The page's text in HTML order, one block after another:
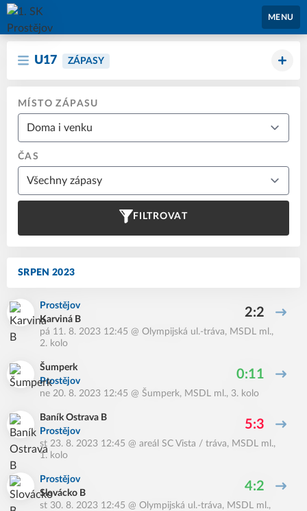
1. SK Prostějov
MENU
U17 ZÁPASY
MÍSTO ZÁPASU
ČAS
FILTROVAT
SRPEN 2023
Prostějov
Karviná B
2:2
pá 11. 8. 2023 12:45 @ Olympijská ul.-tráva, MSDL ml.,
2. kolo
Šumperk
Prostějov
0:11
ne 20. 8. 2023 12:45 @ Šumperk, MSDL ml., 3. kolo
Baník Ostrava B
Prostějov
5:3
st 23. 8. 2023 12:45 @ areál SC Vista / tráva, MSDL ml.,
1. kolo
Prostějov
Slovácko B
4:2
st 30. 8. 2023 12:45 @ Olympijská ul.-tráva, MSDL ml.,